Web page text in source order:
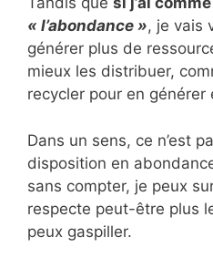
« l’abondance », je vais
générer plus de
mieux les distribuer,
recycler pour en générer
Dans un sens, ce n’est
disposition en
sans compter, je peux
respecte peut-être plus
peux gaspiller.